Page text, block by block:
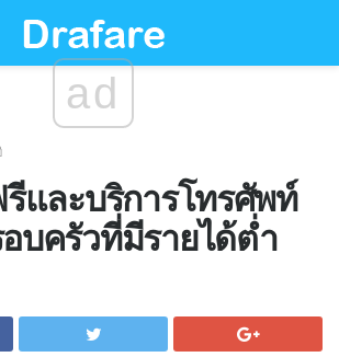
ad
และบริการโทรศัพท์
บครัวที่มีรายได้ต่ำ